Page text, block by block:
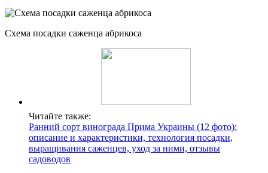
Схема посадки саженца абрикоса
Читайте также:
Ранний сорт винограда Прима Украины (12 фото):
описание и характеристики, технология посадки,
выращивания саженцев, уход за ними, отзывы
садоводов